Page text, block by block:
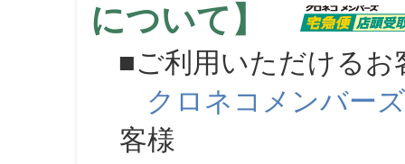
について】
■ご利用いただけるお
クロネコメンバーズ
客様